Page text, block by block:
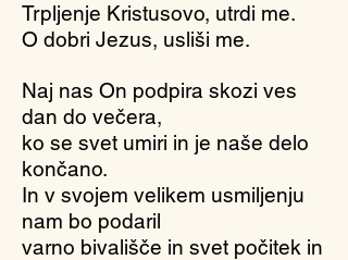
Trpljenje Kristusovo, utrdi me.
O dobri Jezus, usliši me.
Naj nas On podpira skozi ves
dan do večera,
ko se svet umiri in je naše delo
končano.
In v svojem velikem usmiljenju
nam bo podaril
varno bivališče in svet počitek in